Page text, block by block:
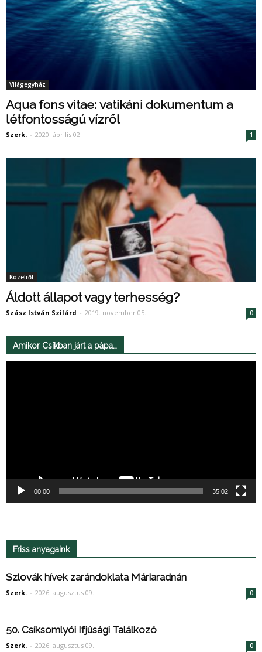
Világegyház
Aqua fons vitae: vatikáni dokumentum a
létfontosságú vízről
Szerk. - 2020. április 02. 1
Közelről
Áldott állapot vagy terhesség?
Szász István Szilárd - 2019. november 05. 0
Amikor Csíkban járt a pápa…
00:00 35:02
Friss anyagaink
Szlovák hívek zarándoklata Máriaradnán
Szerk. - 2026. augusztus 09. 0
50. Csíksomlyói Ifjúsági Találkozó
Szerk. - 2026. augusztus 09. 0